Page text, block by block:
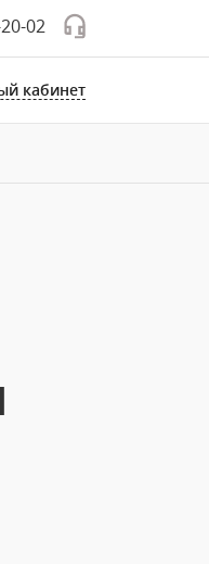
02
кабинет